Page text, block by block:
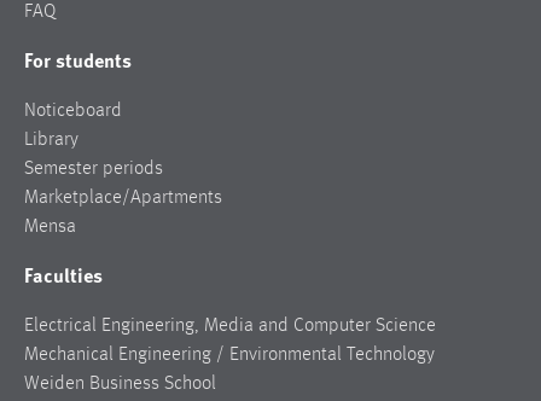
FAQ
For students
Noticeboard
Library
Semester periods
Marketplace/Apartments
Mensa
Faculties
Electrical Engineering, Media and Computer Science
Mechanical Engineering / Environmental Technology
Weiden Business School